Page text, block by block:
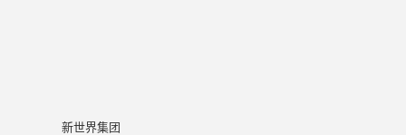
新世界集团